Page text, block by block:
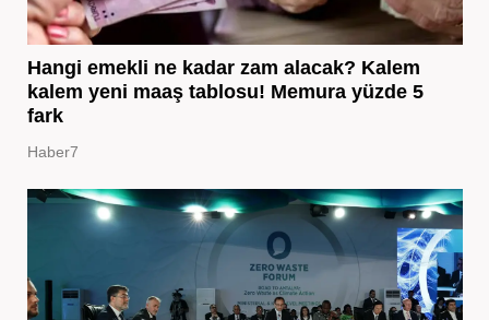
Hangi emekli ne kadar zam alacak? Kalem
kalem yeni maaş tablosu! Memura yüzde 5
fark
Haber7